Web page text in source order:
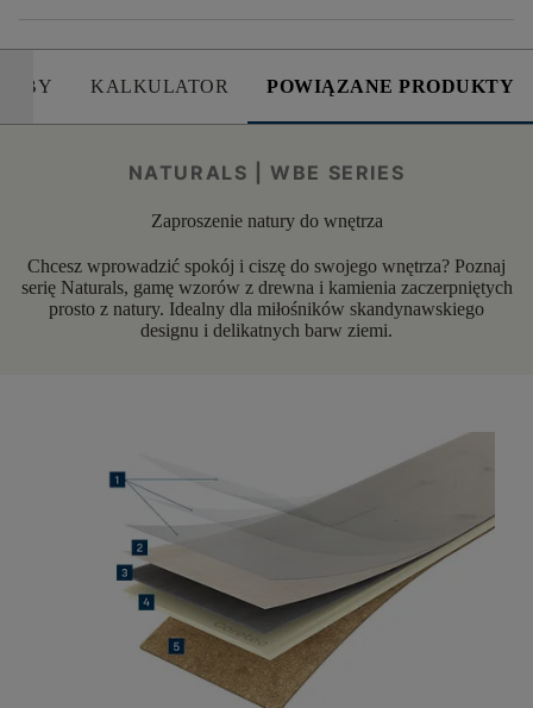
KALKULATOR POWIĄZANE PRODUKTY
NATURALS | WBE SERIES
Zaproszenie natury do wnętrza
Chcesz wprowadzić spokój i ciszę do swojego wnętrza? Poznaj
serię Naturals, gamę wzorów z drewna i kamienia zaczerpniętych
prosto z natury. Idealny dla miłośników skandynawskiego
designu i delikatnych barw ziemi.